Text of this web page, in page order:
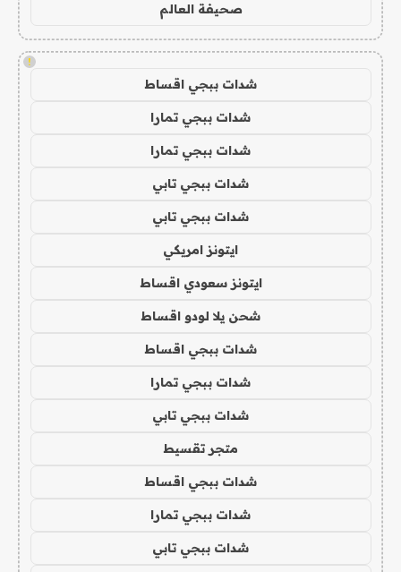
صحيفة العالم
!
شدات ببجي اقساط
شدات ببجي تمارا
شدات ببجي تمارا
شدات ببجي تابي
شدات ببجي تابي
ايتونز امريكي
ايتونز سعودي اقساط
شحن يلا لودو اقساط
شدات ببجي اقساط
شدات ببجي تمارا
شدات ببجي تابي
متجر تقسيط
شدات ببجي اقساط
شدات ببجي تمارا
شدات ببجي تابي